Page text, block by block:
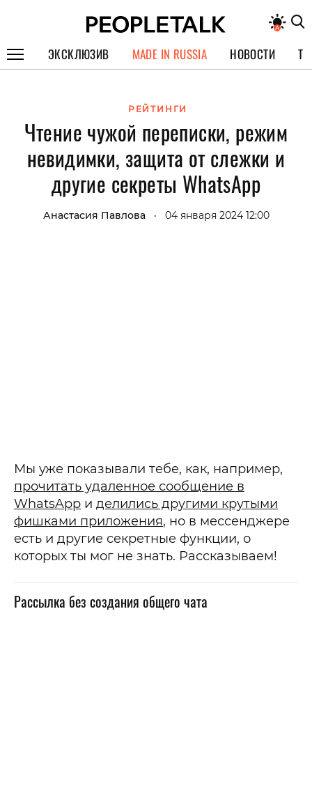
ЭКСКЛЮЗИВ
СПЕЦПРОЕКТЫ
ИНТЕРВЬЮ
ПОКОЛЕНИЕ
MADE IN RUSSIA НОВОСТИ
РЕЙТИНГИ
Чтение чужой переписки, режим
невидимки, защита от слежки и
другие секреты WhatsApp
Анастасия Павлова • 04 января 2024 12:00
Мы уже показывали тебе, как, например,
прочитать удаленное сообщение в
WhatsApp и делились другими крутыми
фишками приложения, но в мессенджере
есть и другие секретные функции, о
которых ты мог не знать. Рассказываем!
Рассылка без создания общего чата